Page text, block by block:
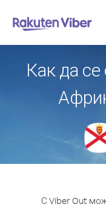
Как да
С Viber Out